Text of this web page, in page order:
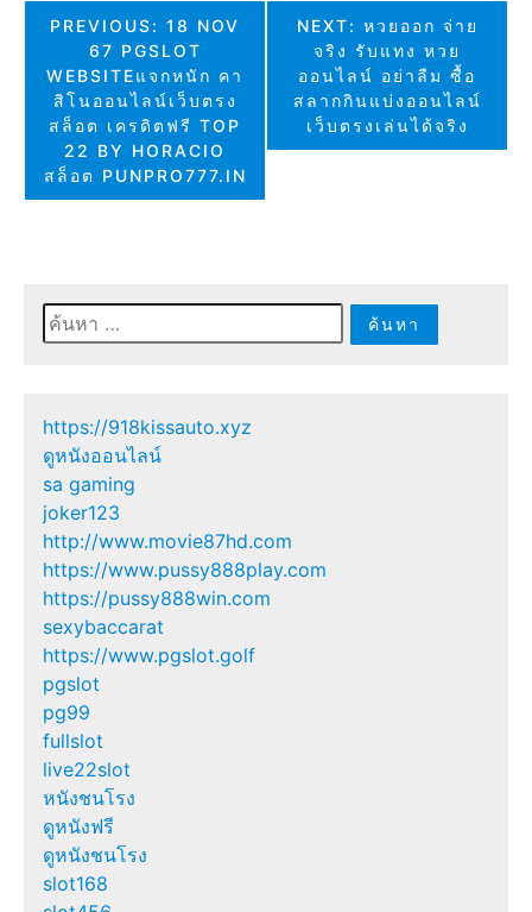
แนะแนว
เรื่อง
PREVIOUS: 18 NOV
67 PGSLOT
WEBSITEแจกหนัก คา
สิโนออนไลน์เว็บตรง
สล็อต เครดิตฟรี TOP
22 BY HORACIO
สล็อต PUNPRO777.IN
NEXT: หวยออก จ่าย
จริง รับแทง หวย
ออนไลน์ อย่าลืม ซื้อ
สลากกินแบ่งออนไลน์
เว็บตรงเล่นได้จริง
ค้นหา
สำหรับ:
https://918kissauto.xyz
ดูหนังออนไลน์
sa gaming
joker123
http://www.movie87hd.com
https://www.pussy888play.com
https://pussy888win.com
sexybaccarat
https://www.pgslot.golf
pgslot
pg99
fullslot
live22slot
หนังชนโรง
ดูหนังฟรี
ดูหนังชนโรง
slot168